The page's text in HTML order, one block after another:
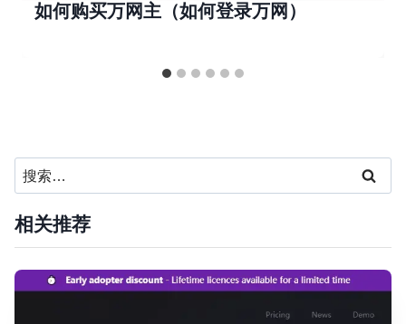
如何购买万网主（如何登录万网）
搜
索：
相关推荐